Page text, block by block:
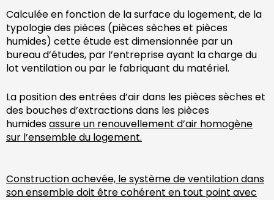
Calculée en fonction de la surface du logement, de la
typologie des pièces (pièces sèches et pièces
humides) cette étude est dimensionnée par un
bureau d’études, par l’entreprise ayant la charge du
lot ventilation ou par le fabriquant du matériel.
La position des entrées d’air dans les pièces sèches et
des bouches d’extractions dans les pièces
humidesassure un renouvellement d’air homogène
sur l’ensemble du logement.
Construction achevée, le système de ventilation dans
son ensemble doit être cohérent en tout point avec